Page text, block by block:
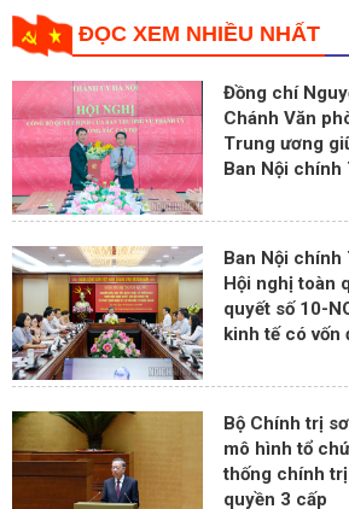
ĐỌC XEM NHIỀU NHẤT
Đồng chí
Chánh Văn
Trung ương
Ban Nội chính
Ban Nội
Hội nghị toàn
quyết số 10-
kinh tế có vốn
Bộ Chính trị
mô hình tổ
thống chính
quyền 3 cấp